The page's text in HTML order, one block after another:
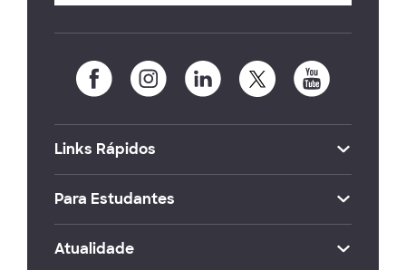
Links Rápidos
Para Estudantes
Atualidade